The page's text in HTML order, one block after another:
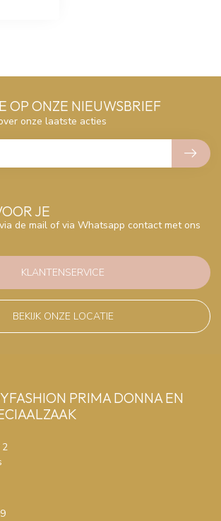
JE
de mail of via Whatsapp contact met ons
KLANTENSERVICE
BEKIJK ONZE LOCATIE
OP ONZE NIEUWSBRIEF
onze laatste acties
PRIMA DONNA EN